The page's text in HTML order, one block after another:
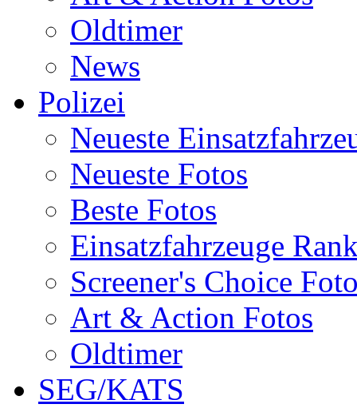
Oldtimer
News
Polizei
Neueste
Neueste Fotos
Beste Fotos
Einsatzfahrzeuge
Screener's Choice
Art & Action Fotos
Oldtimer
SEG/KATS